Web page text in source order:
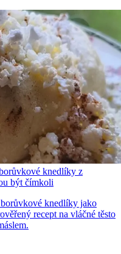
knedlíky z
být čímkoli
knedlíky jako
recept na vláčné těsto